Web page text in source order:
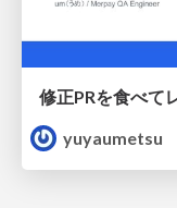
yuyaumetsu